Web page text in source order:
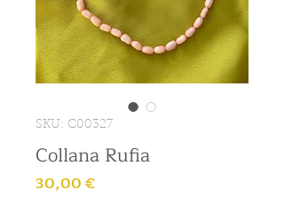
SKU: C00327
Collana Rufia
30,00 €Prezzo